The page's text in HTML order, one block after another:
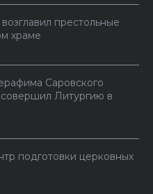
престольные
храме
Саровского
Литургию в
подготовки церковных